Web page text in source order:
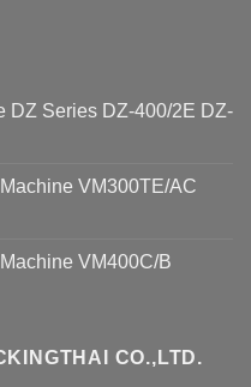
DZ Series DZ-400/2E DZ-
VM300TE/AC
VM400C/B
CO.,LTD.